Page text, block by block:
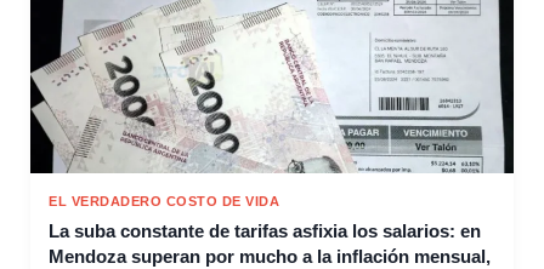
EL VERDADERO COSTO DE VIDA
La suba constante de tarifas asfixia los salarios: en
Mendoza superan por mucho a la inflación mensual,